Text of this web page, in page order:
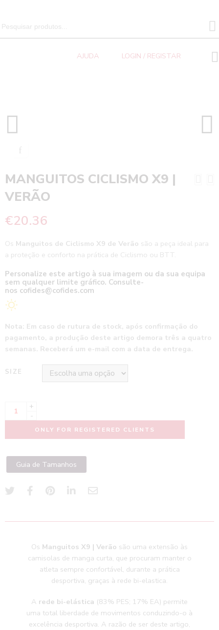
Search
for:
AJUDA LOGIN / REGISTAR
MANGUITOS CICLISMO X9 |
VERÃO
€20.36
Os Manguitos de Ciclismo X9 de Verão são a peça ideal para
a proteção e conforto na prática de Ciclismo ou BTT.
Personalize este artigo à sua imagem ou da sua equipa
sem qualquer limite gráfico. Consulte-
nos cofides@cofides.com
Nota: Em caso de rutura de stock, após confirmação do
pagamento, a produção deste artigo demora três a quatro
semanas. Receberá um e-mail com a data de entrega.
SIZE
+
-
ONLY FOR REGISTERED CLIENTS
Guia de Tamanhos
Os Manguitos X9 | Verão são uma extensão às
camisolas de manga curta, que procuram manter o
atleta sempre confortável, durante a prática
desportiva, graças à rede bi-elastica.
A rede bi-elástica (83% PES; 17% EA) permite
uma total liberdade de movimentos conduzindo-o à
excelência desportiva. A razão de ser deste artigo,